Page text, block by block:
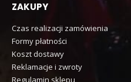
ZAKUPY
Czas realizacji zamówienia
Formy płatności
Koszt dostawy
Reklamacje i zwroty
Regulamin sklepu